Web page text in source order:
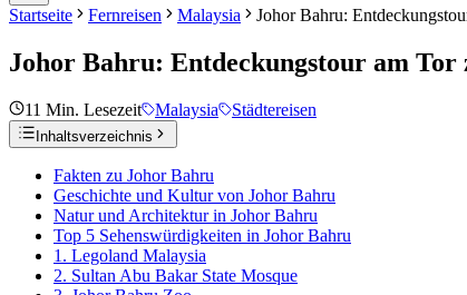
Startseite Fernreisen Malaysia Johor Bahru:
Johor Bahru: Entdeckungstour am Tor
11 Min. Lesezeit Malaysia Städtereisen
Inhaltsverzeichnis
Fakten zu Johor Bahru
Geschichte und Kultur von Johor Bahru
Natur und Architektur in Johor Bahru
Top 5 Sehenswürdigkeiten in Johor Bahru
1. Legoland Malaysia
2. Sultan Abu Bakar State Mosque